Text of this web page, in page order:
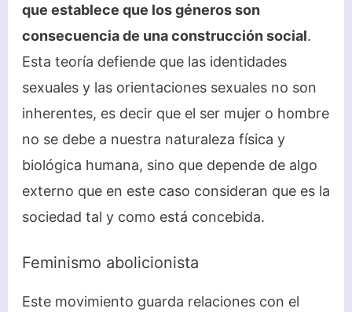
que establece que los géneros son
consecuencia de una construcción social.
Esta teoría defiende que las identidades
sexuales y las orientaciones sexuales no son
inherentes, es decir que el ser mujer o hombre
no se debe a nuestra naturaleza física y
biológica humana, sino que depende de algo
externo que en este caso consideran que es la
sociedad tal y como está concebida.
Feminismo abolicionista
Este movimiento guarda relaciones con el